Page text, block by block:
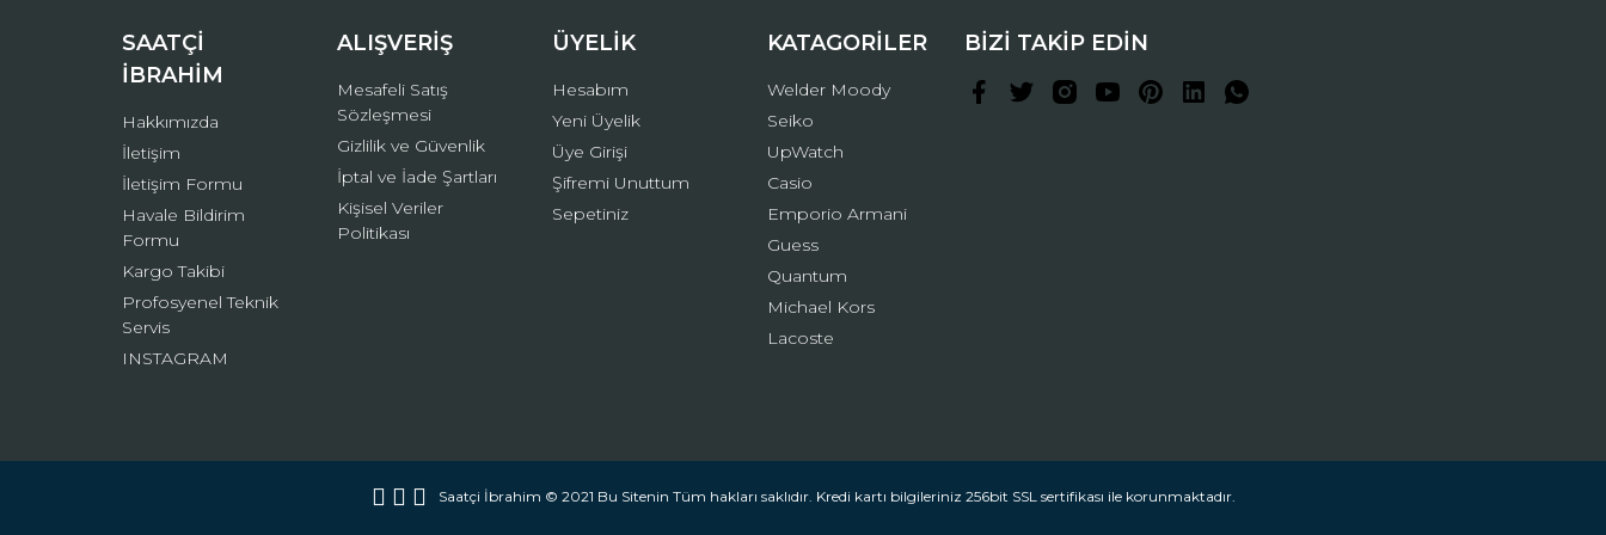
Bu ürüne benzer farklı alternatifler olmalı.
Gönder
SAATÇİ
İBRAHİM
Hakkımızda
İletişim
İletişim Formu
Havale Bildirim
Formu
Kargo Takibi
Profosyenel Teknik
Servis
INSTAGRAM
ALIŞVERİŞ
Mesafeli Satış
Sözleşmesi
Gizlilik ve Güvenlik
İptal ve İade Şartları
Kişisel Veriler
Politikası
ÜYELİK
Hesabım
Yeni Üyelik
Üye Girişi
Şifremi Unuttum
Sepetiniz
KATAGORİLER
Welder Moody
Seiko
UpWatch
Casio
Emporio Armani
Guess
Quantum
Michael Kors
Lacoste
BİZİ TAKİP EDİN
Saatçi İbrahim © 2021 Bu Sitenin Tüm hakları saklıdır. Kredi kartı bilgileriniz 256bit SSL sertifikası ile korunmaktadır.